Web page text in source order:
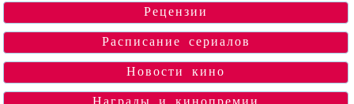
Рецензии
Расписание сериалов
Новости кино
Награды и кинопремии